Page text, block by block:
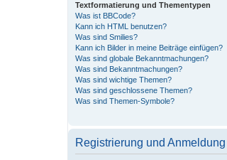
Textformatierung und Thementypen
Was ist BBCode?
Kann ich HTML benutzen?
Was sind Smilies?
Kann ich Bilder in meine Beiträge einfügen?
Was sind globale Bekanntmachungen?
Was sind Bekanntmachungen?
Was sind wichtige Themen?
Was sind geschlossene Themen?
Was sind Themen-Symbole?
Registrierung und Anmeldung